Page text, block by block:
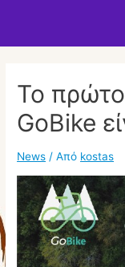
περιεχόμενο
Το
GoBike
News / Από kostas